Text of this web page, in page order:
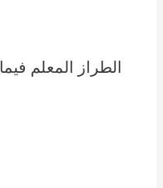
الطراز المعلم